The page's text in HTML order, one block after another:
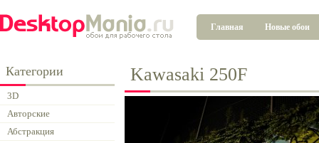
Главная Новые обои
Категории
3D
Авторские
Абстракция
Kawasaki 250F